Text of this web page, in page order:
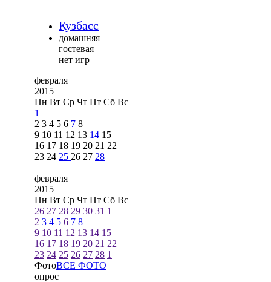
Кузбасс
домашняя
гостевая
нет игр
февраля
2015
Пн Вт Ср Чт Пт Сб Вс
1
2 3 4 5 6 7 8
9 10 11 12 13 14 15
16 17 18 19 20 21 22
23 24 25 26 27 28
февраля
2015
Пн Вт Ср Чт Пт Сб Вс
26 27 28 29 30 31 1
2 3 4 5 6 7 8
9 10 11 12 13 14 15
16 17 18 19 20 21 22
23 24 25 26 27 28 1
ФотоВСЕ ФОТО
опрос